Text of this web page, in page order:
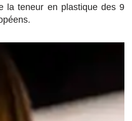
la teneur en plastique des 9